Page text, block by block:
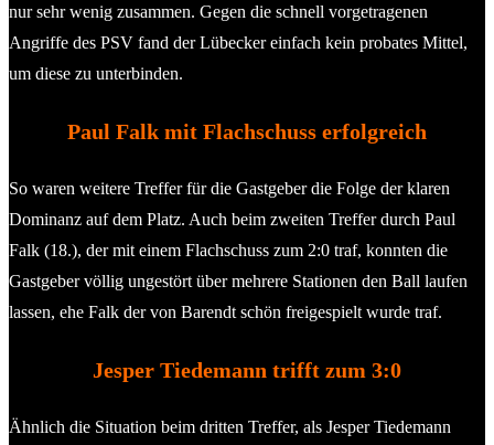
nur sehr wenig zusammen. Gegen die schnell vorgetragenen
Angriffe des PSV fand der Lübecker einfach kein probates Mittel,
um diese zu unterbinden.
Paul Falk mit Flachschuss erfolgreich
So waren weitere Treffer für die Gastgeber die Folge der klaren
Dominanz auf dem Platz. Auch beim zweiten Treffer durch Paul
Falk (18.), der mit einem Flachschuss zum 2:0 traf, konnten die
Gastgeber völlig ungestört über mehrere Stationen den Ball laufen
lassen, ehe Falk der von Barendt schön freigespielt wurde traf.
Jesper Tiedemann trifft zum 3:0
Ähnlich die Situation beim dritten Treffer, als Jesper Tiedemann